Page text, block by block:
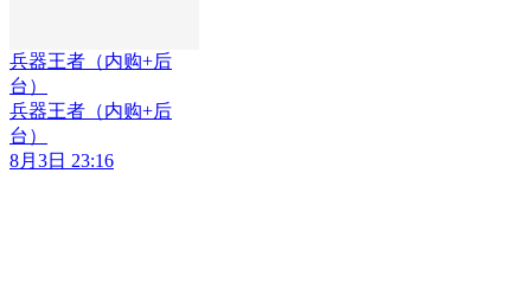
兵器王者（内购+后
台）
兵器王者（内购+后
台）
8月3日 23:16